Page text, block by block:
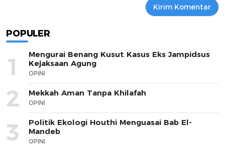
POPULER
1
Mengurai Benang Kusut Kasus Eks Jampidsus
Kejaksaan Agung
OPINI
2 Mekkah Aman Tanpa Khilafah
OPINI
3
Politik Ekologi Houthi Menguasai Bab El-
Mandeb
OPINI